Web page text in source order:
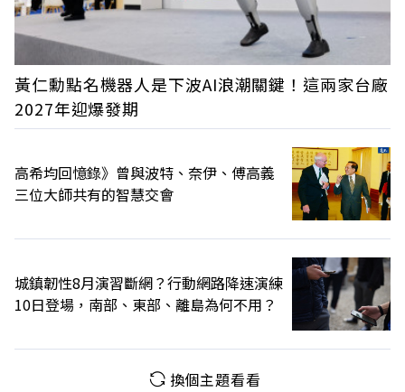
黃仁勳點名機器人是下波AI浪潮關鍵！這兩家台廠
2027年迎爆發期
高希均回憶錄》曾與波特、奈伊、傅高義
三位大師共有的智慧交會
城鎮韌性8月演習斷網？行動網路降速演練
10日登場，南部、東部、離島為何不用？
換個主題看看